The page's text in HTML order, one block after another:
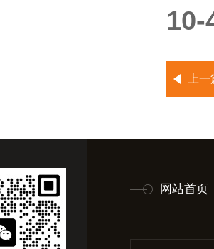
10-
上
网站首页